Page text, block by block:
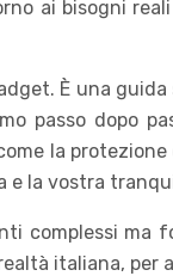
ai bisogni
È una
passo dopo
la
e la vostra
complessi ma
italiana,